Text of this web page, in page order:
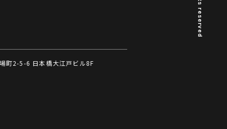
町2-5-6 日本橋大江戸ビル8F